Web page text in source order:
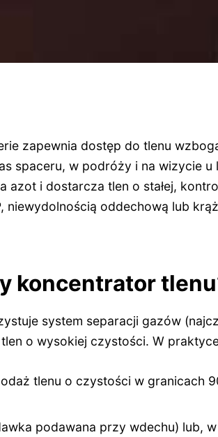
zapewnia dostęp do tlenu
spaceru, w podróży i na wizycie
azot i dostarcza tlen o stałej,
niewydolnością oddechową lub
koncentrator
system separacji gazów
o wysokiej czystości. W
tlenu o czystości w granicach
podawana przy wdechu) lub,